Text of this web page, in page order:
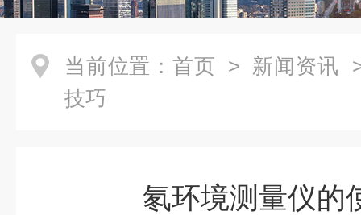
当前位置： 首页 > 新闻资讯
技巧
氡环境测量仪的